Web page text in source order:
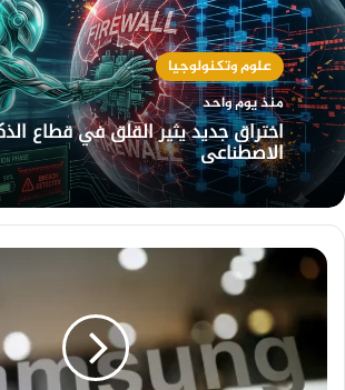
علوم وتكنولوجيا
منذ يوم واحد
اختراق جديد يثير القلق في قطاع
الاصطناعي
"سامسونغ"
تعمل
مشكلة
خفض